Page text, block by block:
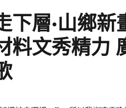
下層·山鄉
料文秀精力